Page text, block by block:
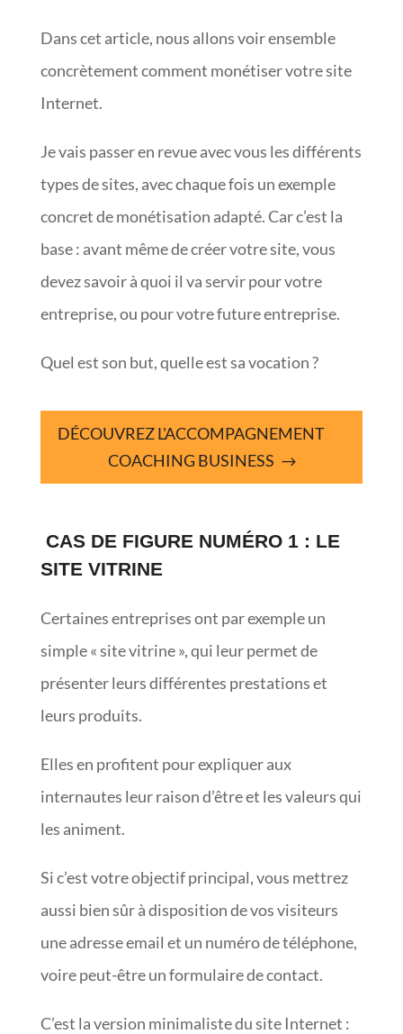
Dans cet article, nous allons voir ensemble
concrètement comment monétiser votre site
Internet.
Je vais passer en revue avec vous les différents
types de sites, avec chaque fois un exemple
concret de monétisation adapté. Car c’est la
base : avant même de créer votre site, vous
devez savoir à quoi il va servir pour votre
entreprise, ou pour votre future entreprise.
Quel est son but, quelle est sa vocation ?
DÉCOUVREZ L'ACCOMPAGNEMENT
COACHING BUSINESS
CAS DE FIGURE NUMÉRO 1 : LE
SITE VITRINE
Certaines entreprises ont par exemple un
simple « site vitrine », qui leur permet de
présenter leurs différentes prestations et
leurs produits.
Elles en profitent pour expliquer aux
internautes leur raison d’être et les valeurs qui
les animent.
Si c’est votre objectif principal, vous mettrez
aussi bien sûr à disposition de vos visiteurs
une adresse email et un numéro de téléphone,
voire peut-être un formulaire de contact.
C’est la version minimaliste du site Internet :